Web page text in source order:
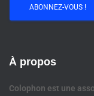
À propos
Colophon est une